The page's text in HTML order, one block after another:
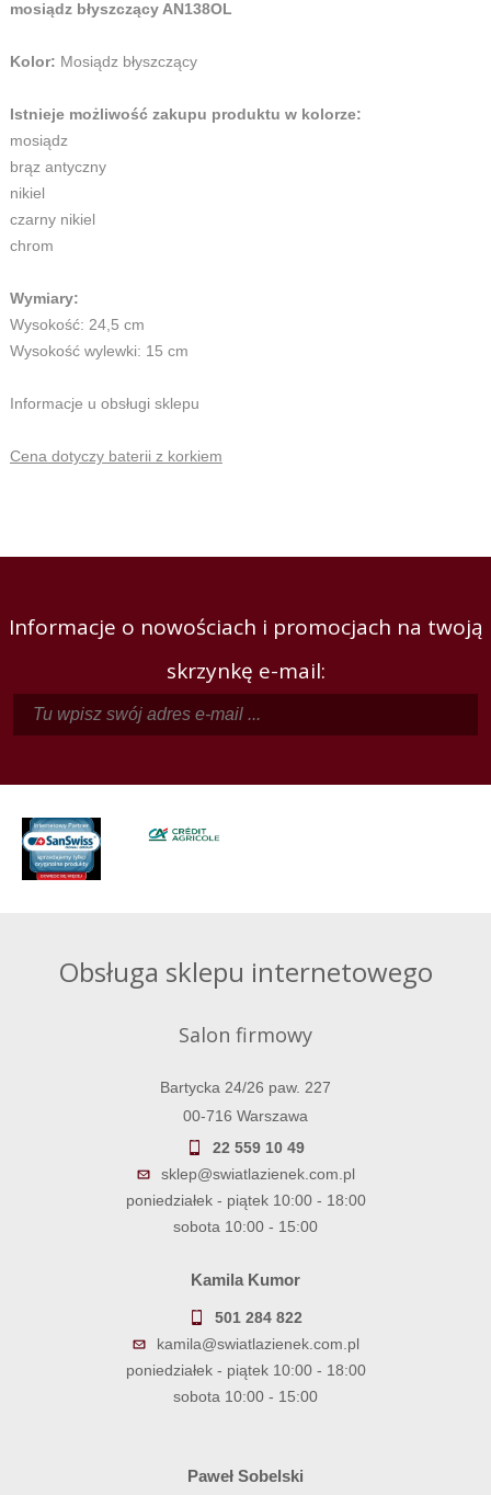
mosiądz błyszczący AN138OL
Kolor: Mosiądz błyszczący
Istnieje możliwość zakupu produktu w kolorze:
mosiądz
brąz antyczny
nikiel
czarny nikiel
chrom
Wymiary:
Wysokość: 24,5 cm
Wysokość wylewki: 15 cm
Informacje u obsługi sklepu
Cena dotyczy baterii z korkiem
Informacje o nowościach i promocjach na twoją
skrzynkę e-mail:
Obsługa sklepu internetowego
Salon firmowy
Bartycka 24/26 paw. 227
00-716 Warszawa
22 559 10 49
sklep@swiatlazienek.com.pl
poniedziałek - piątek 10:00 - 18:00
sobota 10:00 - 15:00
Kamila Kumor
501 284 822
kamila@swiatlazienek.com.pl
poniedziałek - piątek 10:00 - 18:00
sobota 10:00 - 15:00
Paweł Sobelski